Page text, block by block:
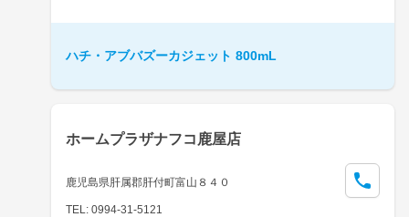
ハチ・アブバズーカジェット 800mL
ホームプラザナフコ鹿屋店
鹿児島県肝属郡肝付町富山８４０
TEL: 0994-31-5121